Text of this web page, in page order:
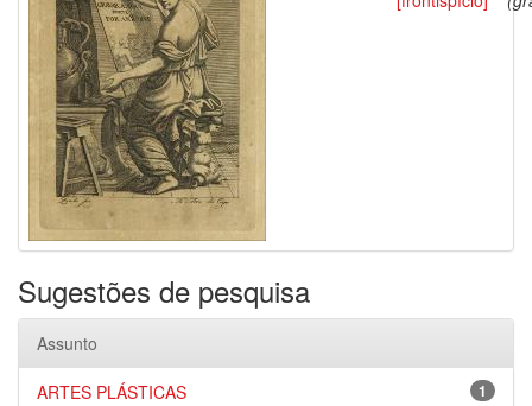
Sugestões de pesquisa
Assunto
1
ARTES PLÁSTICAS